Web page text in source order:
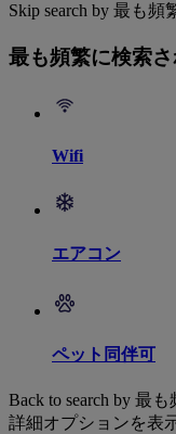
Skip search by 最も
最も頻繁に検索
Wifi
エアコン
ペット同伴可
Back to search by 最
詳細オプションを表